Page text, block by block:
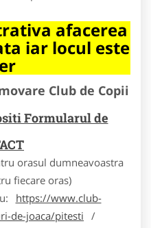
afacerea
iar locul este
Club de Copii
Formularul de
orasul dumneavoastra
fiecare oras)
https://www.club-
de-joaca/pitesti /